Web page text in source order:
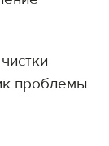
проблемы